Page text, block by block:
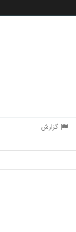
گزارش